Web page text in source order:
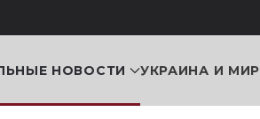
НОВОСТИ УКРАИНА И МИР